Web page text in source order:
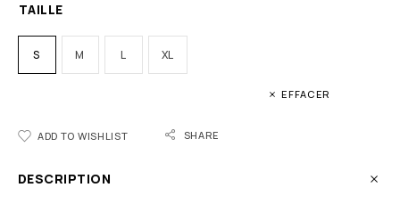
TAILLE
S M L XL
EFFACER
ADD TO WISHLIST SHARE
DESCRIPTION